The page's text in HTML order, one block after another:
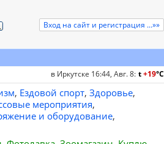
Вход на сайт и регистрация ...»»
в Иркутске 16:44, Авг. 8: t+19°C
, Ездовой спорт, Здоровье,
мероприятия,
и оборудование,